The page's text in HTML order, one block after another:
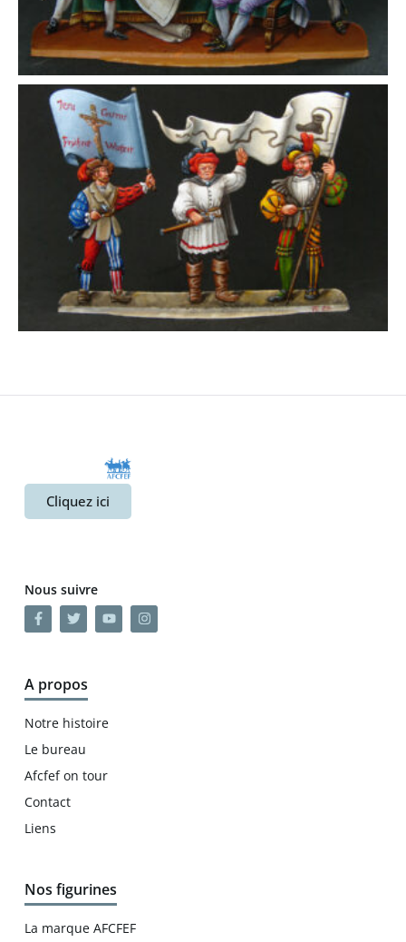
Cliquez ici
Nous suivre
A propos
Notre histoire
Le bureau
Afcfef on tour
Contact
Liens
Nos figurines
La marque AFCFEF